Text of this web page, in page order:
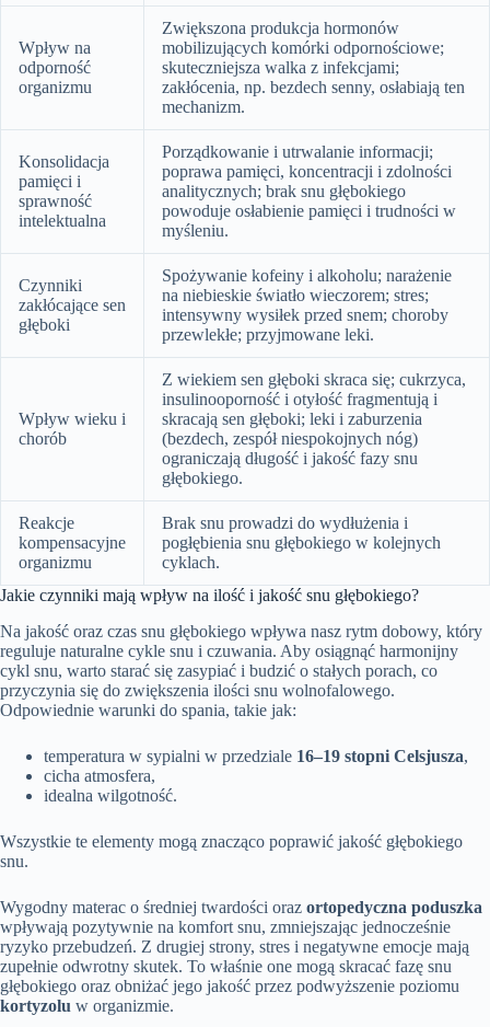
Wpływ na
odporność
organizmu
Zwiększona produkcja hormonów
mobilizujących komórki odpornościowe;
skuteczniejsza walka z infekcjami;
zakłócenia, np. bezdech senny, osłabiają ten
mechanizm.
Konsolidacja
pamięci i
sprawność
intelektualna
Porządkowanie i utrwalanie informacji;
poprawa pamięci, koncentracji i zdolności
analitycznych; brak snu głębokiego
powoduje osłabienie pamięci i trudności w
myśleniu.
Czynniki
zakłócające sen
głęboki
Spożywanie kofeiny i alkoholu; narażenie
na niebieskie światło wieczorem; stres;
intensywny wysiłek przed snem; choroby
przewlekłe; przyjmowane leki.
Wpływ wieku i
chorób
Z wiekiem sen głęboki skraca się; cukrzyca,
insulinooporność i otyłość fragmentują i
skracają sen głęboki; leki i zaburzenia
(bezdech, zespół niespokojnych nóg)
ograniczają długość i jakość fazy snu
głębokiego.
Reakcje
kompensacyjne
organizmu
Brak snu prowadzi do wydłużenia i
pogłębienia snu głębokiego w kolejnych
cyklach.
Jakie czynniki mają wpływ na ilość i jakość snu głębokiego?
Na jakość oraz czas snu głębokiego wpływa nasz rytm dobowy, który
reguluje naturalne cykle snu i czuwania. Aby osiągnąć harmonijny
cykl snu, warto starać się zasypiać i budzić o stałych porach, co
przyczynia się do zwiększenia ilości snu wolnofalowego.
Odpowiednie warunki do spania, takie jak:
temperatura w sypialni w przedziale 16–19 stopni Celsjusza,
cicha atmosfera,
idealna wilgotność.
Wszystkie te elementy mogą znacząco poprawić jakość głębokiego
snu.
Wygodny materac o średniej twardości oraz ortopedyczna poduszka
wpływają pozytywnie na komfort snu, zmniejszając jednocześnie
ryzyko przebudzeń. Z drugiej strony, stres i negatywne emocje mają
zupełnie odwrotny skutek. To właśnie one mogą skracać fazę snu
głębokiego oraz obniżać jego jakość przez podwyższenie poziomu
kortyzolu w organizmie.